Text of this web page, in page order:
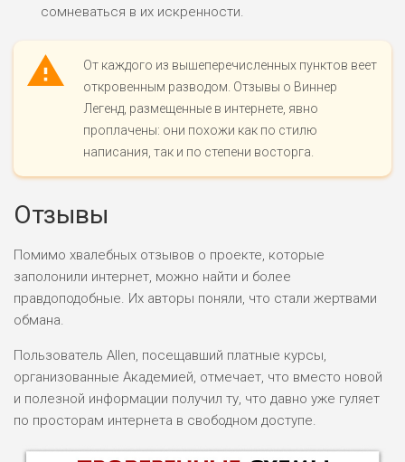
сомневаться в их искренности.
От каждого из вышеперечисленных пунктов веет
откровенным разводом. Отзывы о Виннер
Легенд, размещенные в интернете, явно
проплачены: они похожи как по стилю
написания, так и по степени восторга.
Отзывы
Помимо хвалебных отзывов о проекте, которые
заполонили интернет, можно найти и более
правдоподобные. Их авторы поняли, что стали жертвами
обмана.
Пользователь Allen, посещавший платные курсы,
организованные Академией, отмечает, что вместо новой
и полезной информации получил ту, что давно уже гуляет
по просторам интернета в свободном доступе.